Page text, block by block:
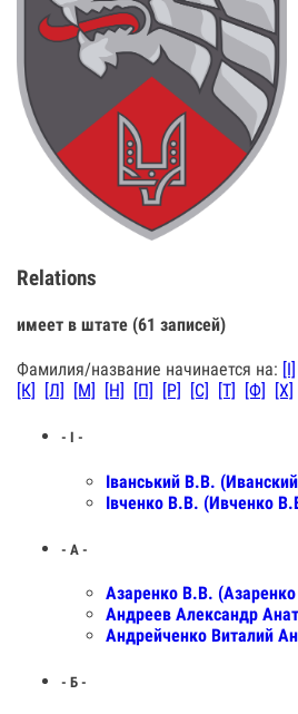
Relations
имеет в штате (61 записей)
Фамилия/название начинается на: [І]
[К]
[Л] [М] [Н] [П] [Р] [С] [Т] [Ф] [Х]
- І -
Іванський В.В.
Івченко В.В. (Ивченко
- А -
Азаренко В.В.
Андреев Александр
Андрейченко Виталий
- Б -